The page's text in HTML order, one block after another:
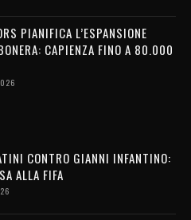
PIANIFICA L’ESPANSIONE
CAPIENZA FINO A 80.000
CONTRO GIANNI INFANTINO:
ALLA FIFA